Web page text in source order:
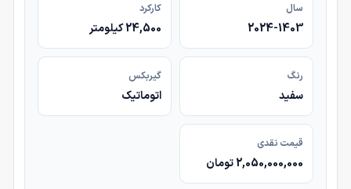
سال
2024-1403
کارکرد
24,500 کیلومتر
رنگ
سفید
گیربکس
اتوماتیک
قیمت نقدی
2,050,000,000 تومان